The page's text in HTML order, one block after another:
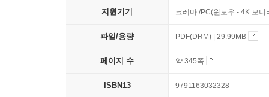
지원기기 크레마 /PC(윈도우 - 4K 모
파일/용량 PDF(DRM) | 29.99MB
페이지 수 약 345쪽
ISBN13 9791163032328